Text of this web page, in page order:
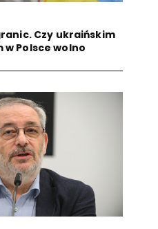
Czy ukraińskim
Polsce wolno